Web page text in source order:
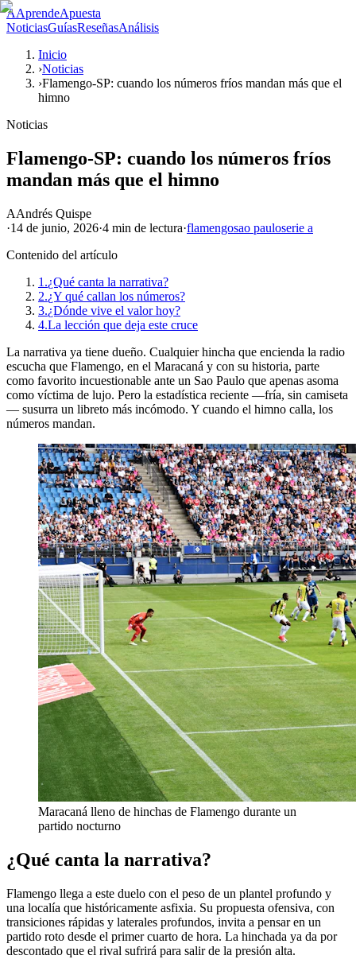
AAprendeApuesta
NoticiasGuíasReseñasAnálisis
Inicio
›Noticias
›Flamengo-SP: cuando los números fríos mandan más que el
himno
Noticias
Flamengo-SP: cuando los números fríos
mandan más que el himno
AAndrés Quispe
·14 de junio, 2026·4 min de lectura·flamengosao pauloserie a
Contenido del artículo
1.¿Qué canta la narrativa?
2.¿Y qué callan los números?
3.¿Dónde vive el valor hoy?
4.La lección que deja este cruce
La narrativa ya tiene dueño. Cualquier hincha que encienda la radio
escucha que Flamengo, en el Maracaná y con su historia, parte
como favorito incuestionable ante un Sao Paulo que apenas asoma
como víctima de lujo. Pero la estadística reciente —fría, sin camiseta
— susurra un libreto más incómodo. Y cuando el himno calla, los
números mandan.
Maracaná lleno de hinchas de Flamengo durante un
partido nocturno
¿Qué canta la narrativa?
Flamengo llega a este duelo con el peso de un plantel profundo y
una localía que históricamente asfixia. Su propuesta ofensiva, con
transiciones rápidas y laterales profundos, invita a pensar en un
partido roto desde el primer cuarto de hora. La hinchada ya da por
descontado que el rival sufrirá para salir de la presión alta.